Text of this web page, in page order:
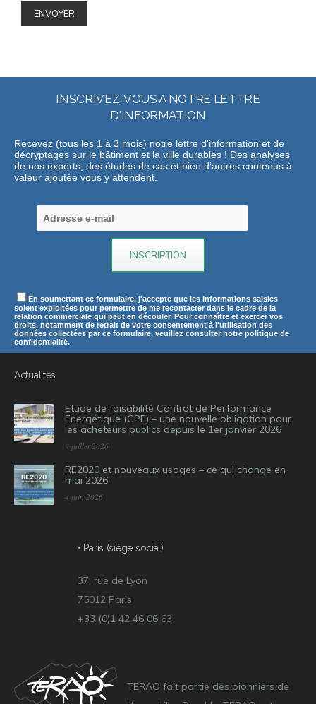
INSCRIVEZ-VOUS A NOTRE LETTRE
D'INFORMATION
Recevez (tous les 1 à 3 mois) notre lettre d'information et de
décryptages sur le bâtiment et la ville durables ! Des analyses
de nos experts, des études de cas et bien d’autres contenus à
valeur ajoutée vous y attendent.
En soumettant ce formulaire, j'accepte que les informations saisies
soient exploitées pour permettre de me recontacter dans le cadre de la
relation commerciale qui peut en découler. Pour connaître et exercer vos
droits, notamment de retrait de votre consentement à l'utilisation des
données collectées par ce formulaire, veuillez consulter notre politique de
confidentialité.
Actualités
Etude de faisabilité Contrat de Performance
Energétique (CPE) – une nouvelle obligation pour
les acheteurs publics depuis le 1er janvier 2026
9 juillet 2026
RE2020 et nouveaux usages – ce qui change en
mai 2026
4 juin 2026
• Paris (siège social)
37, rue de Lyon
75012 Paris
+33 (0)1 42 46 06 63
TERAO fait partie des pionniers de